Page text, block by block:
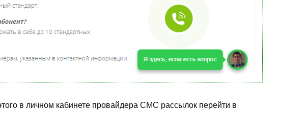
в личном кабинете провайдера СМС рассылок перейти в